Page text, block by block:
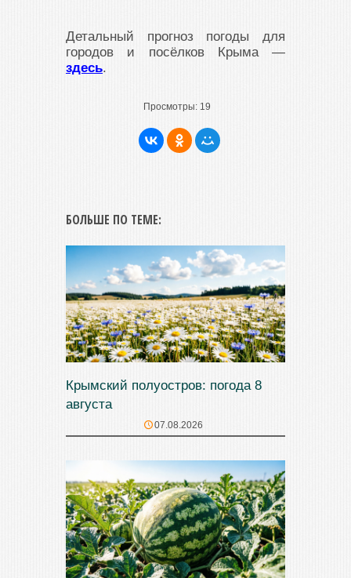
Детальный прогноз погоды для
городов и посёлков Крыма —
здесь.
Просмотры: 19
БОЛЬШЕ ПО ТЕМЕ:
Крымский полуостров: погода 8
августа
07.08.2026